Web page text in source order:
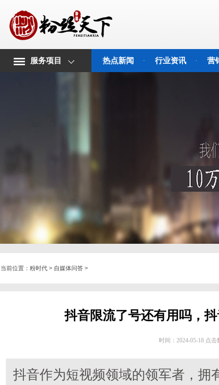
服务项目 热点新闻 行业资讯 营
当前位置： 粉时代 > 自媒体问答 >
抖音限流了号还有用吗，
时间：2024-05-18 点击
抖音作为短视频领域的领军者，拥